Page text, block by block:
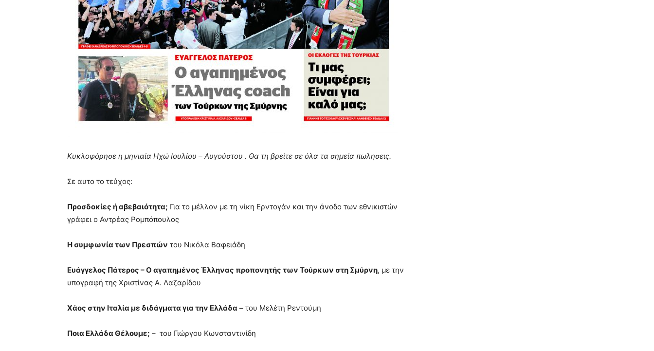
Κυκλοφόρησε η μηνιαία Ηχώ Ιουλίου – Αυγούστου . Θα τη βρείτε σε όλα τα σημεία πωλησεις.
Σε αυτο το τεύχος:
Προσδοκίες ή αβεβαιότητα; Για το μέλλον με τη νίκη Ερντογάν και την άνοδο των εθνικιστών
γράφει ο Αντρέας Ρομπόπουλος
Η συμφωνία των Πρεσπών του Νικόλα Βαφειάδη
Ευάγγελος Πάτερος – Ο αγαπημένος Έλληνας προπονητής των Τούρκων στη Σμύρνη, με την
υπογραφή της Χριστίνας Α. Λαζαρίδου
Χάος στην Ιταλία με διδάγματα για την Ελλάδα – του Μελέτη Ρεντούμη
Ποια Ελλάδα Θέλουμε; – του Γιώργου Κωνσταντινίδη